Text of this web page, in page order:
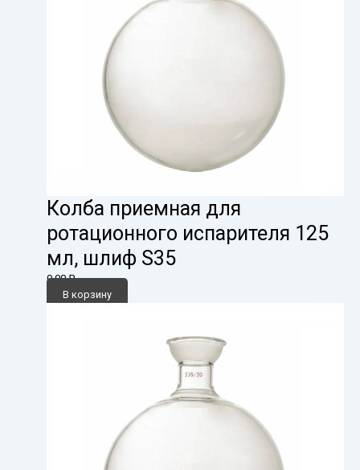
Колба приемная для
ротационного испарителя 125
мл, шлиф S35
0,00₽
В корзину